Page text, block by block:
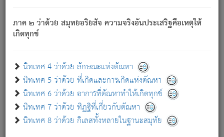
ภาค ๒ ว่าด้วย สมุทยอริยสัจ ความจริงอันประเสริฐคือเหตุให้
เกิดทุกข์
นิทเทศ 4 ว่าด้วย ลักษณะแห่งตัณหา
นิทเทศ 5 ว่าด้วย ที่เกิดและการเกิดแห่งตัณหา
นิทเทศ 6 ว่าด้วย อาการที่ตัณหาทำให้เกิดทุกข์
นิทเทศ 7 ว่าด้วย ทิฏฐิที่เกี่ยวกับตัณหา
นิทเทศ 8 ว่าด้วย กิเลสทั้งหลายในฐานะสมุทัย
อันเป็นไปในที่หรือเวลาทั้งปวง[3]เพื่อความมีแห่งประโยชน์โดย
ประการทั้งปวง; ภพทั้งหลายทั้งหมดนั้น ไม่เที่ยง เป็นทุกข์ มี
ความแปรปรวนเป็นธรรมดา.
อย่างนี้อยู่; เขาย่อมละภวตัณหาได้ และไม่เพลิดเพลินวิภวตัณหา
ด้วย.
ความดับเพราะความสำรอกไม่เหลือ (แห่งภพทั้งหลาย)
เพราะความสิ้นไปแห่งตัณหาโดยประการทั้งปวง นั้นคือ
นิพพาน.
ภพใหม่ย่อมไม่มีแก่ภิกษุนั้น ผู้ดับเย็นสนิทแล้ว เพราะไม่มี